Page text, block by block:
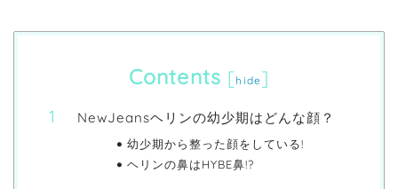
Contents [hide]
NewJeansヘリンの幼少期はどんな顔？
幼少期から整った顔をしている!
ヘリンの鼻はHYBE鼻!?